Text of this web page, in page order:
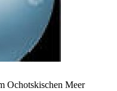
Ochotskischen Meer